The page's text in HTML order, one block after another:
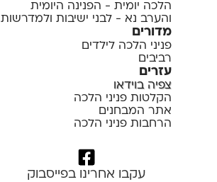
הלכה יומית - הפנינה היומית
והערב נא - לבני ישיבות ולמדרשות
מדורים
פניני הלכה לילדים
רביבים
עזרים
צפיה בוידאו
הקלטות פניני הלכה
אתר המבחנים
הרחבות פניני הלכה
עקבו אחרינו בפייסבוק